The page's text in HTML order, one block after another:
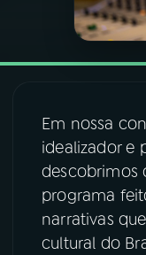
ACOMPANHE A
Em nossa
idealizador e
descobrimos
programa
narrativas
cultural do